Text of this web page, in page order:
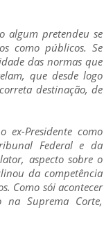
algum pretendeu se
como públicos. Se
das normas que
que desde logo
destinação, de
ex-Presidente como
Federal e da
aspecto sobre o
da competência
Como sói acontecer
na Suprema Corte,